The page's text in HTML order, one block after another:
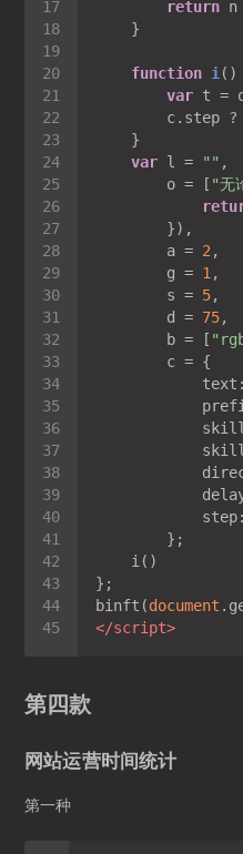
return
function i ( )
var
c.step
var l = ""
        o = [
"无
        a =
2
        g =
1
        s =
5
        d =
75
        b = [
text
step
binft(document
</script>
第四款
网站运营时间统计
第一种